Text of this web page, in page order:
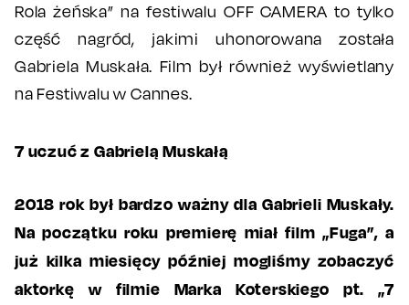
Rola żeńska” na festiwalu OFF CAMERA to tylko
część nagród, jakimi uhonorowana została
Gabriela Muskała. Film był również wyświetlany
na Festiwalu w Cannes.
7 uczuć z Gabrielą Muskałą
2018 rok był bardzo ważny dla Gabrieli Muskały.
Na początku roku premierę miał film „Fuga”, a
już kilka miesięcy później mogliśmy zobaczyć
aktorkę w filmie Marka Koterskiego pt. „7